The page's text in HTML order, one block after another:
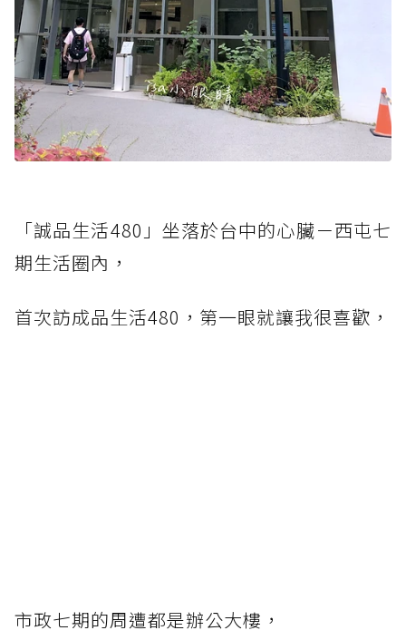
「誠品生活480」坐落於台中的心臟－西屯七
期生活圈內，
首次訪成品生活480，第一眼就讓我很喜歡，
市政七期的周遭都是辦公大樓，